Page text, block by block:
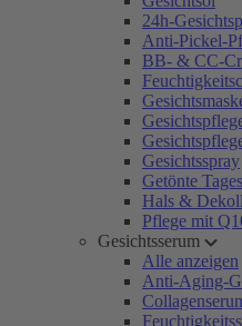
24h-
Anti-Pickel-
BB- & CC-
Gesichtsspray
Getönte
Hals &
Pflege mit
Gesichtsserum
Alle anzeigen
Anti-Aging-